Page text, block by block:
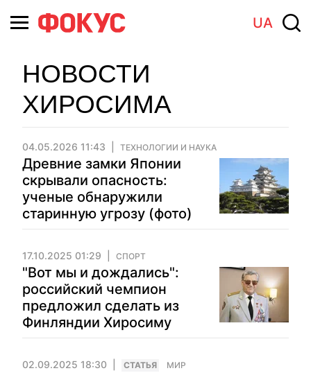
UA
НОВОСТИ
ХИРОСИМА
04.05.2026 11:43 ТЕХНОЛОГИИ И НАУКА
Древние замки Японии
скрывали опасность:
ученые обнаружили
старинную угрозу (фото)
17.10.2025 01:29 СПОРТ
"Вот мы и дождались":
российский чемпион
предложил сделать из
Финляндии Хиросиму
02.09.2025 18:30 CТАТЬЯ МИР